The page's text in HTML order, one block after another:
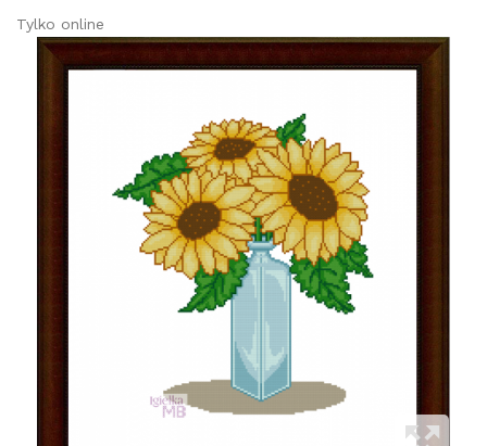
Tylko online